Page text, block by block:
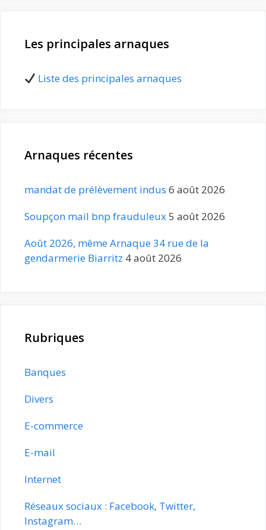
Les principales arnaques
Liste des principales arnaques
Arnaques récentes
mandat de prélèvement indus 6 août 2026
Soupçon mail bnp frauduleux5 août 2026
Août 2026, même Arnaque 34 rue de la
gendarmerie Biarritz 4 août 2026
Rubriques
Banques
Divers
E-commerce
E-mail
Internet
Réseaux sociaux : Facebook, Twitter,
Instagram…